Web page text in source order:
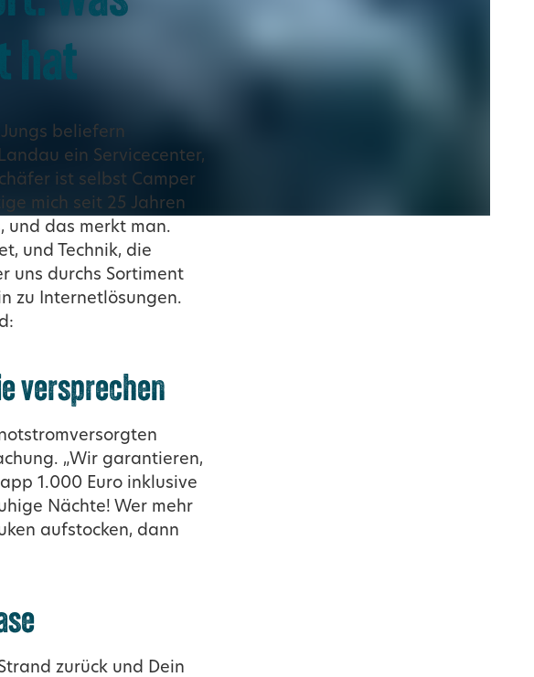
hat
beliefern
ein Servicecenter,
ist selbst Camper
mich seit 25 Jahren
und das merkt man.
und Technik, die
uns durchs Sortiment
zu Internetlösungen.
versprechen
„Wir garantieren,
1.000 Euro inklusive
Nächte! Wer mehr
aufstocken, dann
zurück und Dein